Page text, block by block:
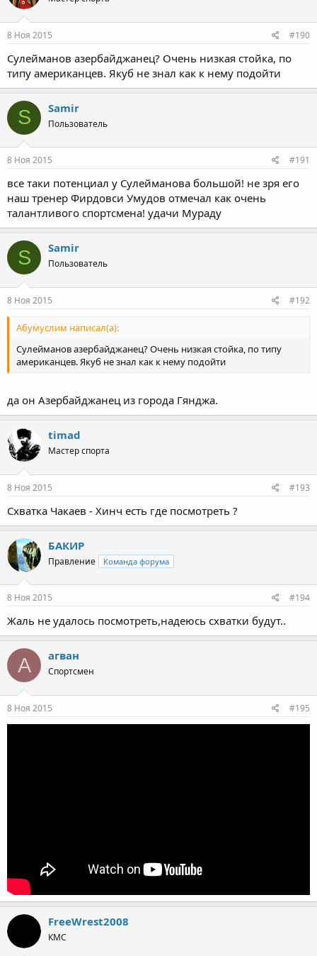
8 Ноя 2015 #190
Сулейманов азербайджанец? Очень низкая стойка, по
типу американцев. Якуб не знал как к нему подойти
S Samir
Пользователь
8 Ноя 2015 #191
все таки потенциал у Сулейманова большой! не зря его
наш тренер Фирдовси Умудов отмечал как очень
талантливого спортсмена! удачи Мураду
S Samir
Пользователь
8 Ноя 2015 #192
Абумуслим написал(а):
Сулейманов азербайджанец? Очень низкая стойка, по типу
американцев. Якуб не знал как к нему подойти
да он Азербайджанец из города Гянджа.
timad
Мастер спорта
8 Ноя 2015 #193
Схватка Чакаев - Хинч есть где посмотреть ?
БАКИР
Правление Команда форума
8 Ноя 2015 #194
Жаль не удалось посмотреть,надеюсь схватки будут..
А агван
Спортсмен
8 Ноя 2015 #195
FreeWrest2008
КМС